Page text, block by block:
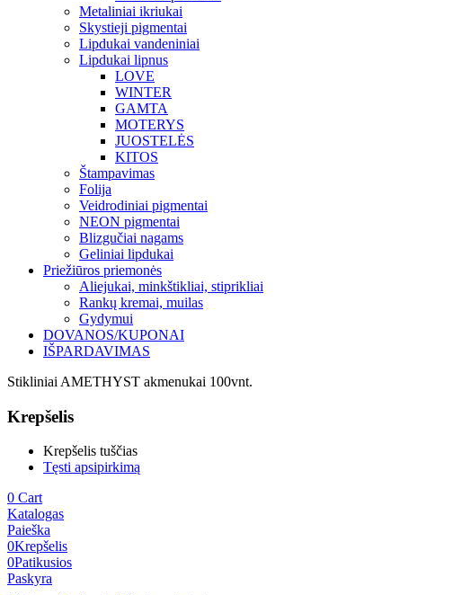
Metaliniai ikriukai
Skystieji pigmentai
Lipdukai vandeniniai
Lipdukai lipnus
LOVE
WINTER
GAMTA
MOTERYS
JUOSTELĖS
KITOS
Štampavimas
Folija
Veidrodiniai pigmentai
NEON pigmentai
Blizgučiai nagams
Geliniai lipdukai
Priežiūros priemonės
Aliejukai, minkštikliai, stiprikliai
Rankų kremai, muilas
Gydymui
DOVANOS/KUPONAI
IŠPARDAVIMAS
Stikliniai AMETHYST akmenukai 100vnt.
Krepšelis
Krepšelis tuščias
Tęsti apsipirkimą
0 Cart
Katalogas
Paieška
0Krepšelis
0Patikusios
Paskyra